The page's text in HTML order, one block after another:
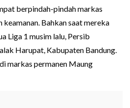
berpindah-pindah markas
Bahkan saat mereka
Liga 1 musim lalu, Persib
Harupat, Kabupaten Bandung.
markas permanen Maung